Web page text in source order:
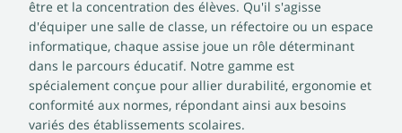
être et la concentration des élèves. Qu'il s'agisse
d'équiper une salle de classe, un réfectoire ou un espace
informatique, chaque assise joue un rôle déterminant
dans le parcours éducatif. Notre gamme est
spécialement conçue pour allier durabilité, ergonomie et
conformité aux normes, répondant ainsi aux besoins
variés des établissements scolaires.